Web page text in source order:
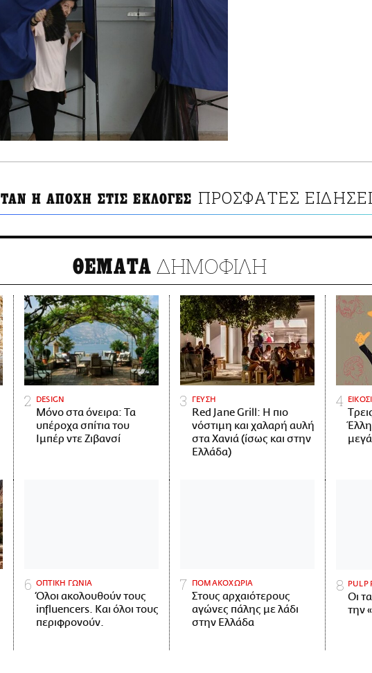
Η ΑΠΟΧΗ ΣΤΙΣ ΕΚΛΟΓΕΣ ΠΡΟΣΦΑΤΕΣ
ΘΕΜΑΤΑ ΔΗΜΟΦΙΛΗ
DESIGN
Μόνο στα όνειρα: Τα
υπέροχα σπίτια του
Ιμπέρ ντε Ζιβανσί
ΓΕΥΣΗ
Red Jane Grill: Η πιο
νόστιμη και χαλαρή αυλή
στα Χανιά (ίσως και στην
Ελλάδα)
ΟΠΤΙΚΗ ΓΩΝΙΑ
Όλοι ακολουθούν τους
influencers. Και όλοι τους
περιφρονούν.
ΠΟΜΑΚΟΧΩΡΙΑ
Στους αρχαιότερους
αγώνες πάλης με λάδι
στην Ελλάδα
PULP
Οι
την